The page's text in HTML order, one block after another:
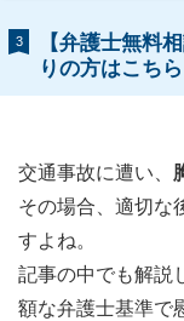
3
【弁護士無料
りの方はこちら
交通事故に遭い、
その場合、適切な
すよね。
記事の中でも解説
額な弁護士基準で